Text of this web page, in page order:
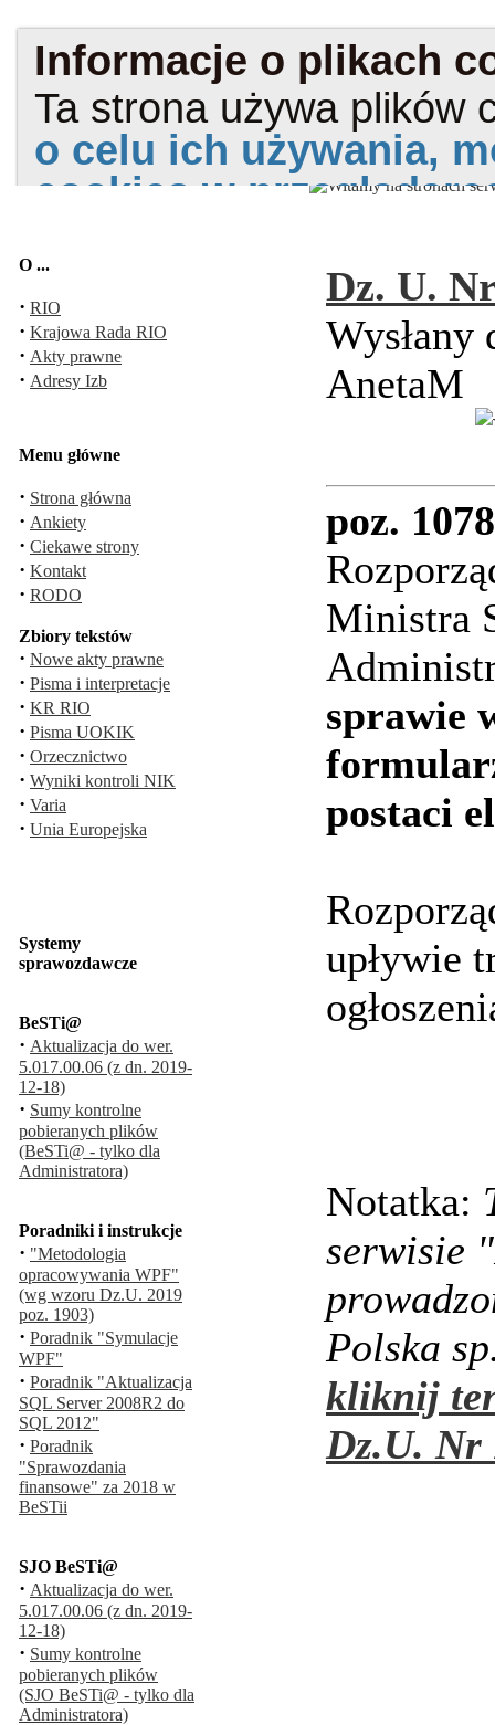
O ...
· RIO
· Krajowa Rada RIO
· Akty prawne
· Adresy Izb
Menu główne
· Strona główna
· Ankiety
· Ciekawe strony
· Kontakt
· RODO
Zbiory tekstów
· Nowe akty prawne
· Pisma i interpretacje
· KR RIO
· Pisma UOKIK
· Orzecznictwo
· Wyniki kontroli NIK
· Varia
· Unia Europejska
Systemy
sprawozdawcze
BeSTi@
· Aktualizacja do wer.
5.017.00.06 (z dn. 2019-
12-18)
· Sumy kontrolne
pobieranych plików
(BeSTi@ - tylko dla
Administratora)
Poradniki i instrukcje
· "Metodologia
opracowywania WPF"
(wg wzoru Dz.U. 2019
poz. 1903)
· Poradnik "Symulacje
WPF"
· Poradnik "Aktualizacja
SQL Server 2008R2 do
SQL 2012"
· Poradnik
"Sprawozdania
finansowe" za 2018 w
BeSTii
SJO BeSTi@
· Aktualizacja do wer.
5.017.00.06 (z dn. 2019-
12-18)
· Sumy kontrolne
pobieranych plików
(SJO BeSTi@ - tylko dla
Administratora)
Dz. U.
Wysłany
AnetaM
poz. 1078
Ministra
sprawie
postaci
upływie
Notatka:
serwisie
Polska
kliknij
Dz.U. Nr